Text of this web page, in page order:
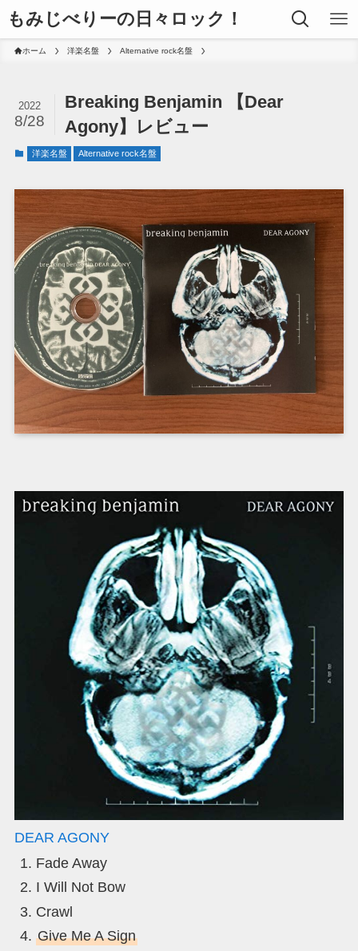
もみじべりーの日々ロック！
ホーム 洋楽名盤 Alternative rock名盤
Breaking Benjamin 【Dear
Agony】レビュー
2022
8/28
洋楽名盤 Alternative rock名盤
DEAR AGONY
Fade Away
I Will Not Bow
Crawl
Give Me A Sign